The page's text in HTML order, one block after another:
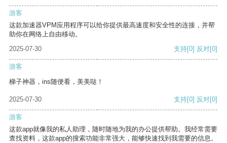
游客
这款加速器VPM应用程序可以给你提供最高速度和安全性的连接，并帮
助你在网络上自由移动。
2025-07-30
支持[0] 反对[0]
游客
梯子神器，ins随便看，美美哒！
2025-07-30 支持[0] 反对[0]
游客
这款app就像我的私人助理，随时随地为我的办公提供帮助。我经常需要
查找资料，这款app的搜索功能非常强大，能够快速找到我需要的信息。